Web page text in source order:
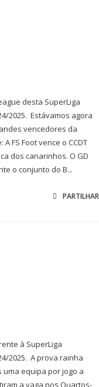
desta SuperLiga
2025. Estávamos agora
vencedores da
FS Foot vence o CCDT
dos canarinhos. O GD
o conjunto do B...
PARTILHAR
à SuperLiga
2025. A prova rainha
uma equipa por jogo a
a vaga nos Quartos-